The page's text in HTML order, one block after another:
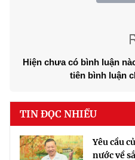
Hiện chưa có bình luận
tiên bình luận
TIN ĐỌC NHIỀU
Yêu cầu
nước về